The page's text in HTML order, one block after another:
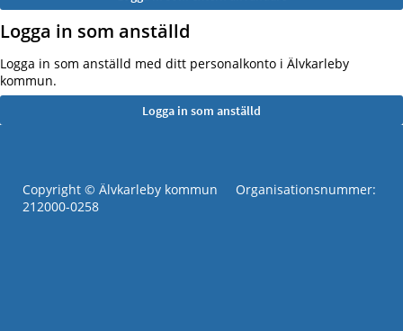
Logga in som anställd
Logga in som anställd med ditt personalkonto i Älvkarleby
kommun.
Copyright © Älvkarleby kommun Organisationsnummer:
212000-0258